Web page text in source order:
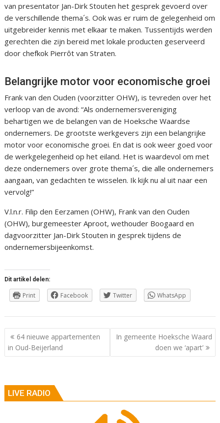
van presentator Jan-Dirk Stouten het gesprek gevoerd over
de verschillende thema´s. Ook was er ruim de gelegenheid om
uitgebreider kennis met elkaar te maken. Tussentijds werden
gerechten die zijn bereid met lokale producten geserveerd
door chefkok Pierrôt van Straten.
Belangrijke motor voor economische groei
Frank van den Ouden (voorzitter OHW), is tevreden over het
verloop van de avond: “Als ondernemersvereniging
behartigen we de belangen van de Hoeksche Waardse
ondernemers. De grootste werkgevers zijn een belangrijke
motor voor economische groei. En dat is ook weer goed voor
de werkgelegenheid op het eiland. Het is waardevol om met
deze ondernemers over grote thema´s, die alle ondernemers
aangaan, van gedachten te wisselen. Ik kijk nu al uit naar een
vervolg!”
V.l.n.r. Filip den Eerzamen (OHW), Frank van den Ouden
(OHW), burgemeester Aproot, wethouder Boogaard en
dagvoorzitter Jan-Dirk Stouten in gesprek tijdens de
ondernemersbijeenkomst.
Dit artikel delen:
Print Facebook Twitter WhatsApp
Berichtnavigatie
64 nieuwe appartementen
in Oud-Beijerland
In gemeente Hoeksche Waard
doen we ‘apart’
LIVE RADIO